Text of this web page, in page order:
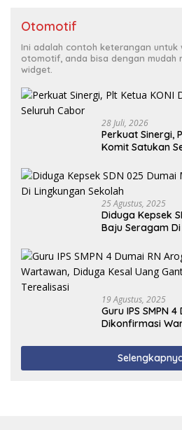
Otomotif
Ini adalah contoh keterangan
otomotif, anda bisa dengan mudah
widget.
28 Juli, 2026
Perkuat Sinergi,
Komit Satukan
25 Agustus, 2025
Diduga Kepsek
Baju Seragam
19 Agustus, 2025
Guru IPS SMPN
Dikonfirmasi
Terealisasi